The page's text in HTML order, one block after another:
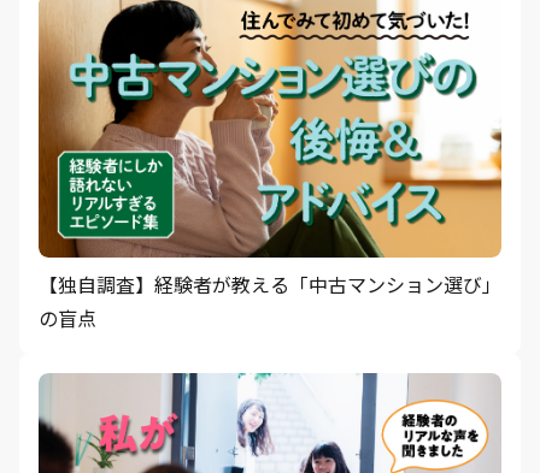
【独自調査】経験者が教える「中古マンション選び」
の盲点